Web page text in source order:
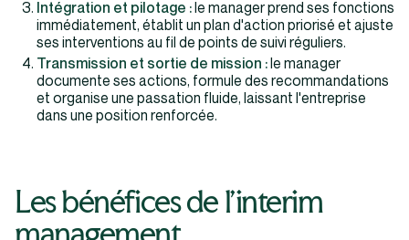
Intégration et pilotage :le manager prend ses fonctions
immédiatement, établit un plan d'action priorisé et ajuste
ses interventions au fil de points de suivi réguliers.
Transmission et sortie de mission :le manager
documente ses actions, formule des recommandations
et organise une passation fluide, laissant l'entreprise
dans une position renforcée.
Les bénéfices de l'interim